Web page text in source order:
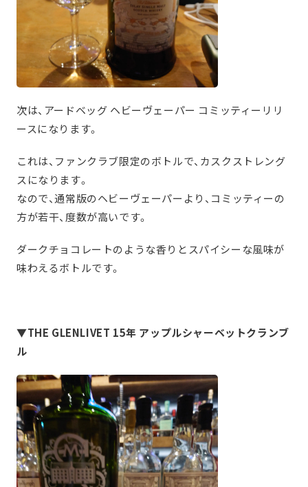
次は、アードベッグ ヘビーヴェーパー コミッティーリリ
ースになります。
これは、ファンクラブ限定のボトルで、カスクストレング
スになります。
なので、通常版のヘビーヴェーパーより、コミッティーの
方が若干、度数が高いです。
ダークチョコレートのような香りとスパイシーな風味が
味わえるボトルです。
▼THE GLENLIVET 15年 アップルシャーベットクランブ
ル